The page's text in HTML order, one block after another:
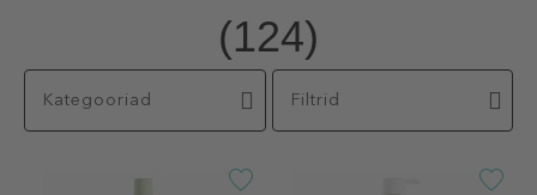
(124)
Kategooriad Filtrid